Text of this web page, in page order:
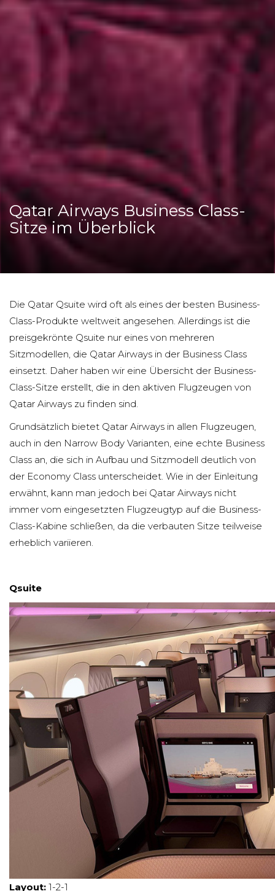
Qatar Airways Business Class-
Sitze im Überblick
Die Qatar Qsuite wird oft als eines der besten Business-
Class-Produkte weltweit angesehen. Allerdings ist die
preisgekrönte Qsuite nur eines von mehreren
Sitzmodellen, die Qatar Airways in der Business Class
einsetzt. Daher haben wir eine Übersicht der Business-
Class-Sitze erstellt, die in den aktiven Flugzeugen von
Qatar Airways zu finden sind.
Grundsätzlich bietet Qatar Airways in allen Flugzeugen,
auch in den Narrow Body Varianten, eine echte Business
Class an, die sich in Aufbau und Sitzmodell deutlich von
der Economy Class unterscheidet. Wie in der Einleitung
erwähnt, kann man jedoch bei Qatar Airways nicht
immer vom eingesetzten Flugzeugtyp auf die Business-
Class-Kabine schließen, da die verbauten Sitze teilweise
erheblich variieren.
Qsuite
Layout: 1-2-1